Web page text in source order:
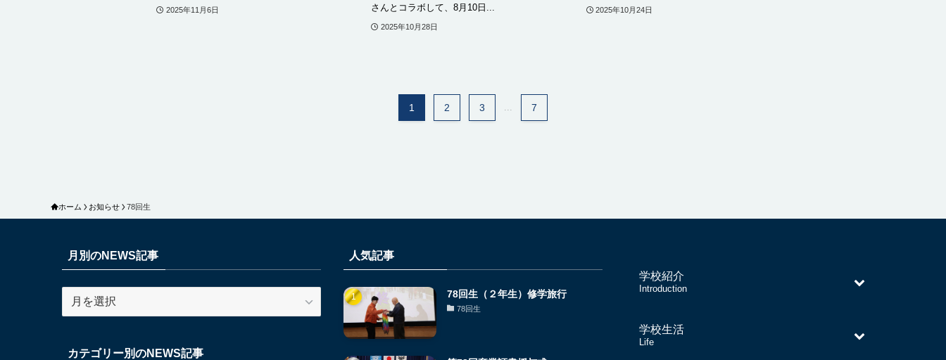
2025年11月6日
さんとコラボして、8月10日...
2025年10月28日
2025年10月24日
1 2 3 7
ホーム お知らせ 78回生
月別のNEWS記事
別
NEWS
カテゴリー別のNEWS記事
人気記事
78回生（２年生）修学旅行
78回生
学校紹介
–
Introduction
学校生活
–
Life